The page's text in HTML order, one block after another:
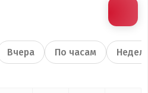
Вчера По часам